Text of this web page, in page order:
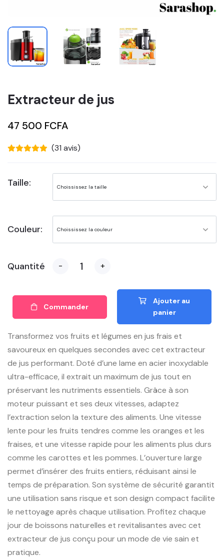
Extracteur de jus
47 500 FCFA
(31 avis)
Taille:
Couleur:
Quantité - +
Commander
Ajouter au
panier
Transformez vos fruits et légumes en jus frais et
savoureux en quelques secondes avec cet extracteur
de jus performant. Doté d’une lame en acier inoxydable
ultra-efficace, il extrait un maximum de jus tout en
préservant les nutriments essentiels. Grâce à son
moteur puissant et ses deux vitesses, adaptez
l’extraction selon la texture des aliments. Une vitesse
lente pour les fruits tendres comme les oranges et les
fraises, et une vitesse rapide pour les aliments plus durs
comme les carottes et les pommes. L’ouverture large
permet d’insérer des fruits entiers, réduisant ainsi le
temps de préparation. Son système de sécurité garantit
une utilisation sans risque et son design compact facilite
le nettoyage après chaque utilisation. Profitez chaque
jour de boissons naturelles et revitalisantes avec cet
extracteur de jus conçu pour un mode de vie sain et
pratique.